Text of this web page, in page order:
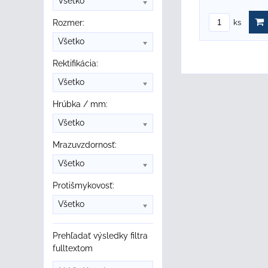
ks
Rozmer:
Všetko
Rektifikácia:
Všetko
Hrúbka / mm:
Všetko
Mrazuvzdornosť:
Všetko
Protišmykovosť:
Všetko
Prehľadať výsledky filtra
fulltextom